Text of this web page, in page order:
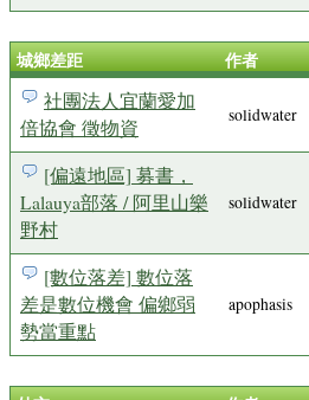
城鄉差距 作者
社團法人宜蘭愛加
倍協會 徵物資
solidwater
[偏遠地區] 募書，
Lalauya部落 / 阿里山樂
野村
solidwater
[數位落差] 數位落
差是數位機會 偏鄉弱
勢當重點
apophasis